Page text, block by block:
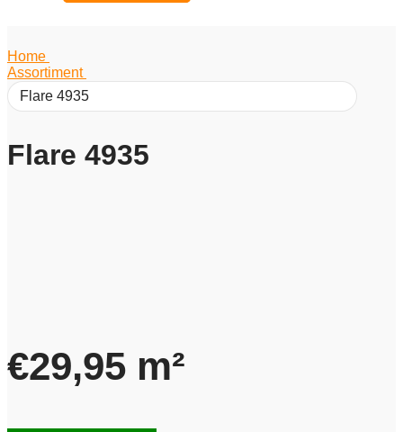
Home
Assortiment
Flare 4935
Flare 4935
€29,95 m²